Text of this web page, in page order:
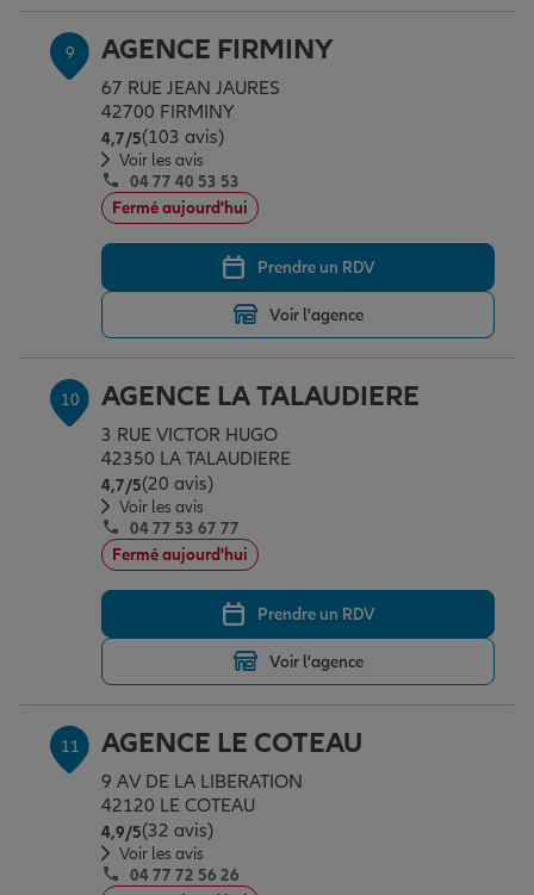
9 AGENCE FIRMINY
67 RUE JEAN JAURES
42700 FIRMINY
4,7/5Note de 4.7 sur 5
(103 avis)
Voir les avis
04 77 40 53 53
Fermé aujourd'hui
Prendre un RDV
Voir l'agence
10 AGENCE LA TALAUDIERE
3 RUE VICTOR HUGO
42350 LA TALAUDIERE
4,7/5Note de 4.7 sur 5
(20 avis)
Voir les avis
04 77 53 67 77
Fermé aujourd'hui
Prendre un RDV
Voir l'agence
11 AGENCE LE COTEAU
9 AV DE LA LIBERATION
42120 LE COTEAU
4,9/5Note de 4.9 sur 5
(32 avis)
Voir les avis
04 77 72 56 26